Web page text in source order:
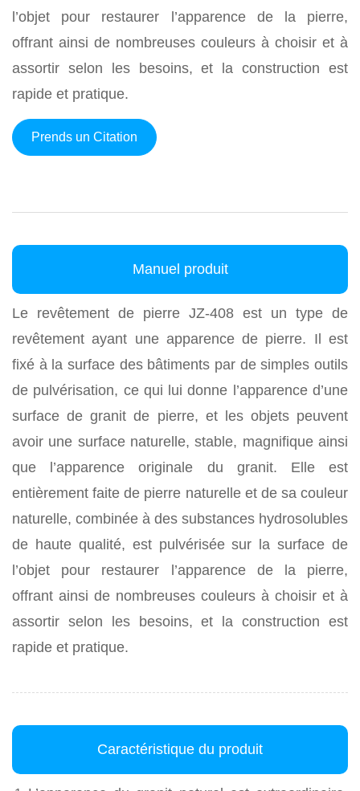
l’objet pour restaurer l’apparence de la pierre,
offrant ainsi de nombreuses couleurs à choisir et à
assortir selon les besoins, et la construction est
rapide et pratique.
Prends un Citation
Manuel produit
Le revêtement de pierre JZ-408 est un type de
revêtement ayant une apparence de pierre. Il est
fixé à la surface des bâtiments par de simples outils
de pulvérisation, ce qui lui donne l’apparence d’une
surface de granit de pierre, et les objets peuvent
avoir une surface naturelle, stable, magnifique ainsi
que l’apparence originale du granit. Elle est
entièrement faite de pierre naturelle et de sa couleur
naturelle, combinée à des substances hydrosolubles
de haute qualité, est pulvérisée sur la surface de
l’objet pour restaurer l’apparence de la pierre,
offrant ainsi de nombreuses couleurs à choisir et à
assortir selon les besoins, et la construction est
rapide et pratique.
Caractéristique du produit